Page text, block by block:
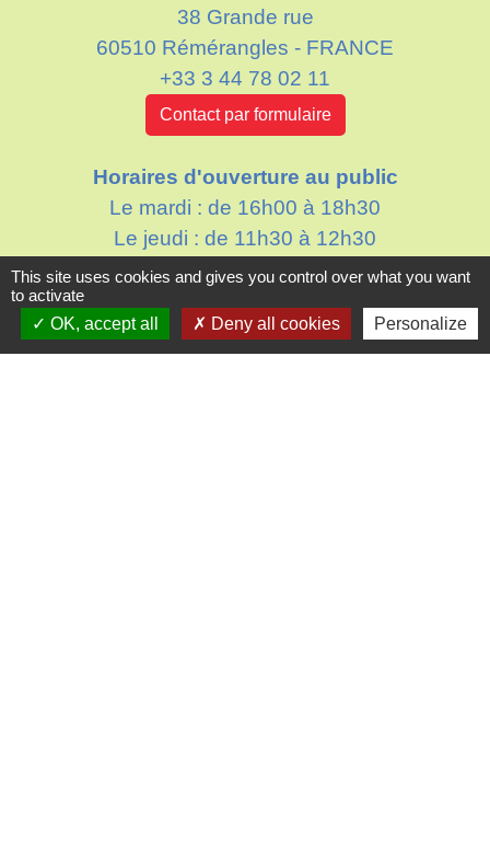
38 Grande rue
60510 Rémérangles - FRANCE
+33 3 44 78 02 11
Contact par formulaire
Horaires d'ouverture au public
Le mardi : de 16h00 à 18h30
Le jeudi : de 11h30 à 12h30
Liens
This site uses cookies and gives you control over what you want
to activate
OK, accept all
Deny all cookies Personalize